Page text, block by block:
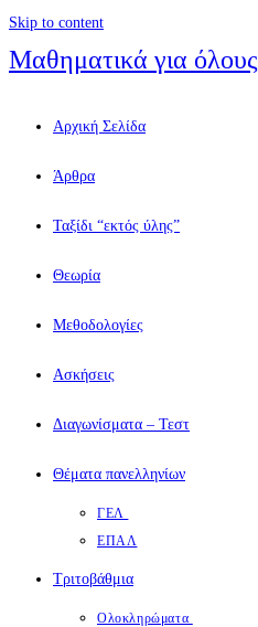
Skip to content
Μαθηματικά για όλους
Αρχική Σελίδα
Άρθρα
Ταξίδι “εκτός ύλης”
Θεωρία
Μεθοδολογίες
Ασκήσεις
Διαγωνίσματα – Τεστ
Θέματα πανελληνίων
ΓΕΛ
ΕΠΑΛ
Τριτοβάθμια
Ολοκληρώματα